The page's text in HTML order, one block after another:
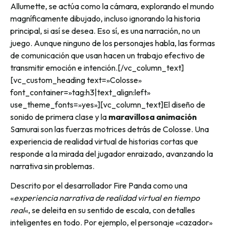
Allumette, se actúa como la cámara, explorando el mundo
magníficamente dibujado, incluso ignorando la historia
principal, si así se desea. Eso sí, es una narración, no un
juego. Aunque ninguno de los personajes habla, las formas
de comunicación que usan hacen un trabajo efectivo de
transmitir emoción e intención.[/vc_column_text]
[vc_custom_heading text=»Colosse»
font_container=»tag:h3|text_align:left»
use_theme_fonts=»yes»][vc_column_text]El diseño de
sonido de primera clase y la maravillosa animación
Samurai son las fuerzas motrices detrás de Colosse. Una
experiencia de realidad virtual de historias cortas que
responde a la mirada del jugador enraizado, avanzando la
narrativa sin problemas.
Descrito por el desarrollador Fire Panda como una
«experiencia narrativa de realidad virtual en tiempo
real«, se deleita en su sentido de escala, con detalles
inteligentes en todo. Por ejemplo, el personaje «cazador»